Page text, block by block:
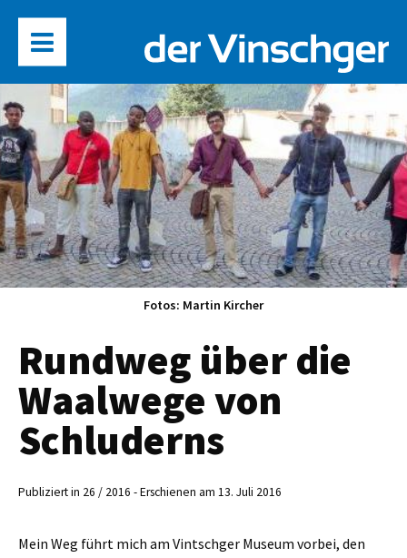
Fotos: Martin Kircher
Rundweg über die
Waalwege von
Schluderns
Publiziert in 26 / 2016 - Erschienen am 13. Juli 2016
Mein Weg führt mich am ­Vintschger Museum vorbei, den